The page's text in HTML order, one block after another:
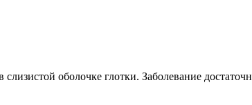
оболочке глотки. Заболевание